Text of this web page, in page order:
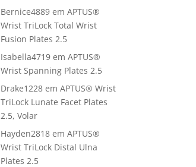
Bernice4889 emAPTUS®
Wrist TriLock Total Wrist
Fusion Plates 2.5
Isabella4719 emAPTUS®
Wrist Spanning Plates 2.5
Drake1228 emAPTUS® Wrist
TriLock Lunate Facet Plates
2.5, Volar
Hayden2818 emAPTUS®
Wrist TriLock Distal Ulna
Plates 2.5